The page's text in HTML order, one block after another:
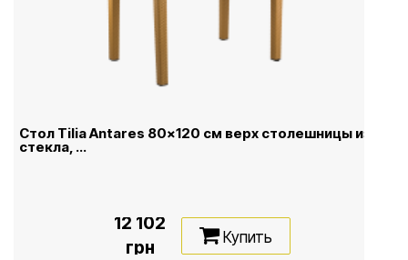
Стол Tilia Antares 80x120 см верх столешницы из
стекла, ...
12 102
грн
Купить